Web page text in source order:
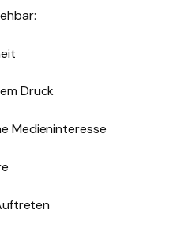
Druck
Medieninteresse